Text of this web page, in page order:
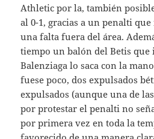
Athletic por la, también
al 0-1, gracias a un penalti
una falta fuera del área.
tiempo un balón del Betis que
Balenziaga lo saca con la
fuese poco, dos expulsados
expulsados (aunque una de
por protestar el penalti no
por primera vez en toda la